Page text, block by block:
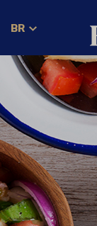
BR